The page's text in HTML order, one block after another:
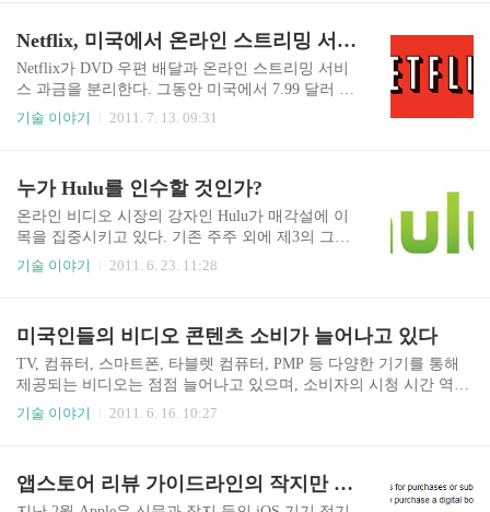
V에 연결하여 이용하는 경우도 ..
체)와 64%(국내)나 증가했다. 지난 1분기에 330만
가입자, 지난 2분기에는 180만 가입자를 확보했다.
Netflix가 2분기 실적을 발표했다. 매출 7억 8,900만
달러로 전년대비 52% 늘었고, 순이익은 6,800만 달
러로 전년대비 55% 늘었다. 주당 순이익은 1.26 달
2..
Netflix, 미국에서 온라인 스트리밍 서비스 유료화 전격 발표
Netflix가 DVD 우편 배달과 온라인 스트리밍 서비
스 과금을 분리한다. 그동안 미국에서 7.99 달러 이
상의 DVD 우편 배달 요금제에 가입되어 있으면 온
요금제 적용을 받는다. 대신 작년말부터 제공되던
온라인 스트리밍 단독 요금제는 그대로 7.99 달러
로 유지한다. 7.99 달러의 온라인 스트리밍 요금제
에 2달러를 추가하여 동시 1개의 DVD 우편 배달을
제공하던 옵션은 더이상 불가능하다. 온라인 스트
한다. 동시 2개의 DVD 타이..
기술 이야기 2011. 7. 13. 09:31
누가 Hulu를 인수할 것인가?
온라인 비디오 시장의 강자인 Hulu가 매각설에 이
목을 집중시키고 있다. 기존 주주 외에 제3의 그룹
에서 Hulu 인수에 관심을 가지고 있으며, 기존 주주
일 먼저 알렸다. 인수 희망 주체가 누구인지에 대해
서는 정확하게 밝혀지지 않았으나, LA Times는 Ya
hoo!라고 주장하기도 했다. CNBC는 현재 매각 협
상이 진행 중이며 2주 내로 매각 작업이 진행될 것
이라고 보도했다. Hulu는 미국 3대 방송사가 지분
X..
기술 이야기 2011. 6. 23. 11:28
미국인들의 비디오 콘텐츠 소비가 늘어나고 있다
TV, 컴퓨터, 스마트폰, 타블렛 컴퓨터, PMP 등 다양한 기기를 통해
제공되는 비디오는 점점 늘어나고 있으며, 소비자의 시청 시간 역시
계속해서 늘어나고 있다. 시장 조사 업체인 Nielsen은 Cross Platform
은 월 158시간 47분으로 전년 조사 때에 비해 0.2%인 22분이 늘었고,
기술 이야기 2011. 6. 16. 10:27
앱스토어 리뷰 가이드라인의 작지만 큰 변화 한가지